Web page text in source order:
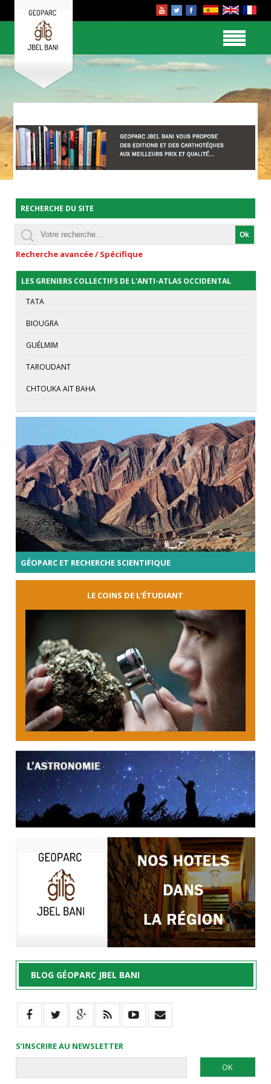
RECHERCHE DU SITE
Recherche avancée / Spécifique
LES GRENIERS COLLECTIFS DE L'ANTI-ATLAS OCCIDENTAL
TATA
BIOUGRA
GUÉLMIM
TAROUDANT
CHTOUKA AIT BAHA
GÉOPARC ET RECHERCHE SCIENTIFIQUE
LE COINS DE L’ÉTUDIANT
BLOG GÉOPARC JBEL BANI
S’INSCRIRE AU NEWSLETTER